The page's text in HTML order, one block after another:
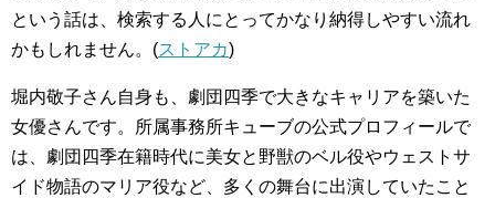
という話は、検索する人にとってかなり納得しやすい流れ
かもしれません。(ストアカ)
堀内敬子さん自身も、劇団四季で大きなキャリアを築いた
女優さんです。所属事務所キューブの公式プロフィールで
は、劇団四季在籍時代に美女と野獣のベル役やウェストサ
イド物語のマリア役など、多くの舞台に出演していたこと